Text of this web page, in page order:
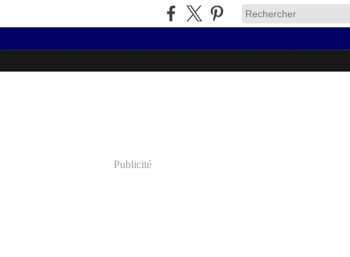
Publicité